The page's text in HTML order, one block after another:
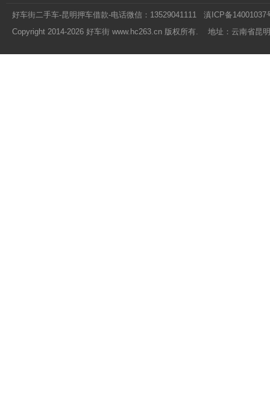
好车街二手车-昆明押车借款-电话微信：13529041111 滇ICP备14001037
Copyright 2014-2026 好车街 www.hc263.cn 版权所有. 地址：云南省昆